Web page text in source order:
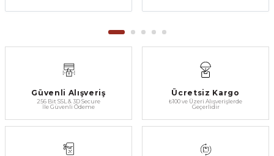
Güvenli Alışveriş
256 Bit SSL & 3D Secure
İle Güvenli Ödeme
Ücretsiz Kargo
₺100 ve Üzeri Alışverişlerde
Geçerlidir